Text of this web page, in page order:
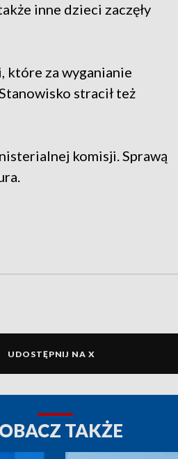
inne dzieci zaczęły
które za wyganianie
stracił też
komisji. Sprawą
UDOSTĘPNIJ NA X
TAKŻE